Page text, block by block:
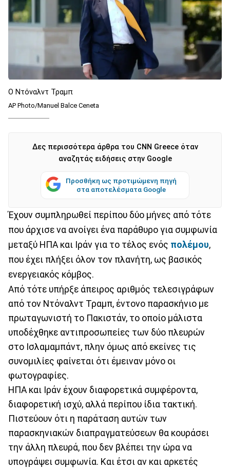
Ο Ντόναλντ Τραμπ
AP Photo/Manuel Balce Ceneta
Δες περισσότερα άρθρα του CNN Greece όταν
αναζητάς ειδήσεις στην Google
Προσθήκη ως προτιμώμενη πηγή
στα αποτελέσματα Google
Έχουν συμπληρωθεί περίπου δύο μήνες από τότε
που άρχισε να ανοίγει ένα παράθυρο για συμφωνία
μεταξύ ΗΠΑ και Ιράν για το τέλος ενός πολέμου,
που έχει πλήξει όλον τον πλανήτη, ως βασικός
ενεργειακός κόμβος.
Από τότε υπήρξε άπειρος αριθμός τελεσιγράφων
από τον Ντόναλντ Τραμπ, έντονο παρασκήνιο με
πρωταγωνιστή το Πακιστάν, το οποίο μάλιστα
υποδέχθηκε αντιπροσωπείες των δύο πλευρών
στο Ισλαμαμπάντ, πλην όμως από εκείνες τις
συνομιλίες φαίνεται ότι έμειναν μόνο οι
φωτογραφίες.
ΗΠΑ και Ιράν έχουν διαφορετικά συμφέροντα,
διαφορετική ισχύ, αλλά περίπου ίδια τακτική.
Πιστεύουν ότι η παράταση αυτών των
παρασκηνιακών διαπραγματεύσεων θα κουράσει
την άλλη πλευρά, που δεν βλέπει την ώρα να
υπογράψει συμφωνία. Και έτσι αν και αρκετές